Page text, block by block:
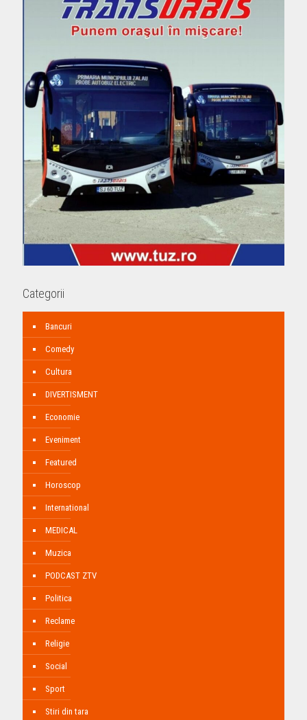
Categorii
Bancuri
Comedy
Cultura
DIVERTISMENT
Economie
Eveniment
Featured
Horoscop
International
MEDICAL
Muzica
PODCAST ZTV
Politica
Reclame
Religie
Social
Sport
Stiri din tara